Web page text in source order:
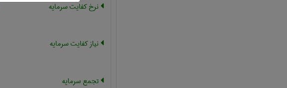
نرخ کفایت سرمایه
نیاز کفایت سرمایه
تجمع سرمایه